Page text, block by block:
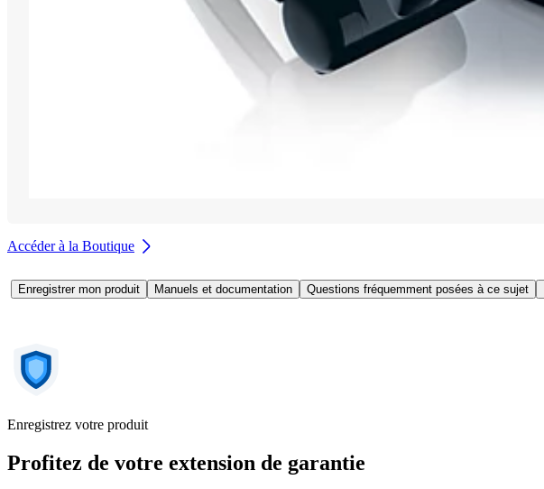
Accéder à la Boutique
Enregistrer mon produit Manuels et documentation Questions fréquemment posées à ce sujet
Enregistrez votre produit
Profitez de votre extension de garantie